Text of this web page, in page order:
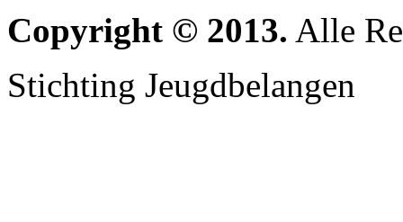
Copyright © 2013. Alle
Stichting Jeugdbelangen